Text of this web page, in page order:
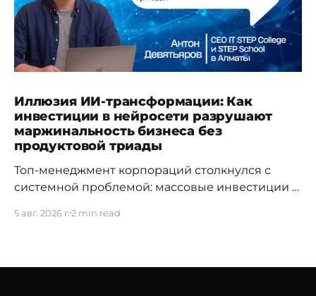
Иллюзия ИИ-трансформации: Как
инвестиции в нейросети разрушают
маржинальность бизнеса без
продуктовой триады
Топ-менеджмент корпораций столкнулся с
системной проблемой: массовые инвестиции в
«внедрение искусственного интеллекта» не
Impact on the Future of Workforce», стихийное
5 авг. 2026 г.2 min read